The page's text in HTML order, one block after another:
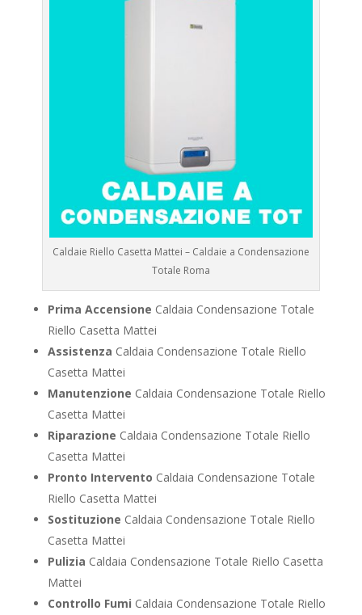
Caldaie Riello Casetta Mattei – Caldaie a Condensazione
Totale Roma
Prima Accensione Caldaia Condensazione Totale
Riello Casetta Mattei
Assistenza Caldaia Condensazione Totale Riello
Casetta Mattei
Manutenzione Caldaia Condensazione Totale Riello
Casetta Mattei
Riparazione Caldaia Condensazione Totale Riello
Casetta Mattei
Pronto Intervento Caldaia Condensazione Totale
Riello Casetta Mattei
Sostituzione Caldaia Condensazione Totale Riello
Casetta Mattei
Pulizia Caldaia Condensazione Totale Riello Casetta
Mattei
Controllo Fumi Caldaia Condensazione Totale Riello